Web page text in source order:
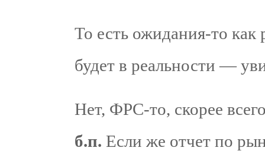
То есть ожидания-то как
будет в реальности —
Нет, ФРС-то, скорее
б.п. Если же отчет по